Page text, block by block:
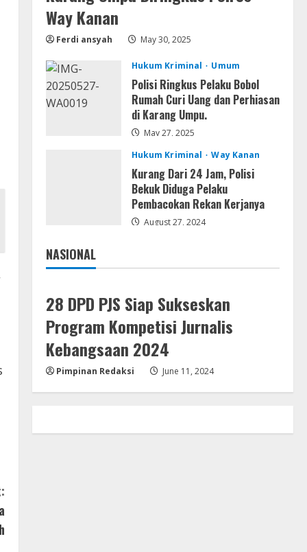
Serialers
[Full] x64 Bypass
Serialers
VMware Workstation Portable +
Activator Final
Way Kanan
Ferdi ansyah May 30, 2025
Hukum Kriminal Umum
Polisi Ringkus Pelaku Bobol
Rumah Curi Uang dan Perhiasan
di Karang Umpu.
May 27, 2025
Hukum Kriminal
Way Kanan
Kurang Dari 24 Jam, Polisi
Bekuk Diduga Pelaku
Pembacokan Rekan Kerjanya
August 27, 2024
NASIONAL
Jakarta
28 DPD PJS Siap Sukseskan
Program Kompetisi Jurnalis
Kebangsaan 2024
Pimpinan Redaksi June 11, 2024